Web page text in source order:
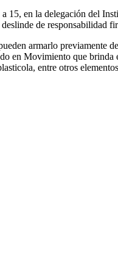
15, en la delegación del
de responsabilidad
armarlo previamente
en Movimiento que
entre otros